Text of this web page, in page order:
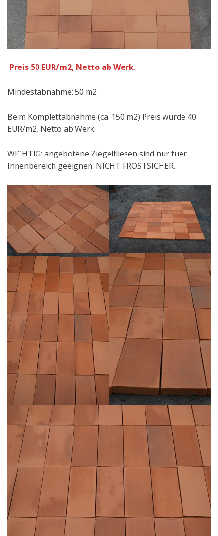
Preis 50 EUR/m2, Netto ab Werk.
Mindestabnahme: 50 m2
Beim Komplettabnahme (ca. 150 m2) Preis wurde 40
EUR/m2, Netto ab Werk.
WICHTIG: angebotene Ziegelfliesen sind nur fuer
Innenbereich geeignen. NICHT FROSTSICHER.